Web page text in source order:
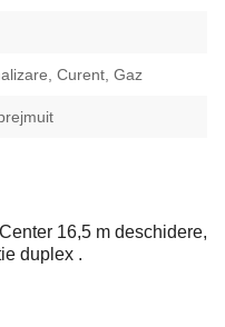
Curent, Gaz
16,5 m deschidere,
duplex .